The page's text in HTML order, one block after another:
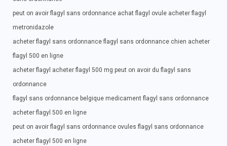
peut on avoir flagyl sans ordonnance achat flagyl ovule acheter flagyl
metronidazole
acheter flagyl sans ordonnance flagyl sans ordonnance chien acheter
flagyl 500 en ligne
acheter flagyl acheter flagyl 500 mg peut on avoir du flagyl sans
ordonnance
flagyl sans ordonnance belgique medicament flagyl sans ordonnance
acheter flagyl 500 en ligne
peut on avoir flagyl sans ordonnance ovules flagyl sans ordonnance
acheter flagyl 500 en ligne